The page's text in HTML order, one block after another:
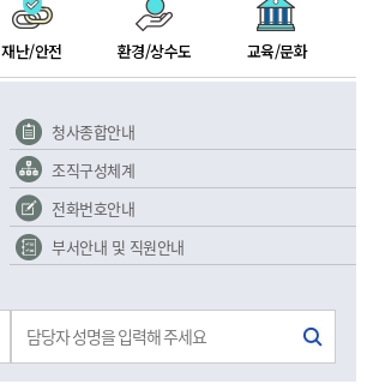
재난/안전 환경/상수도 교육/문화
청사종합안내
조직구성체계
전화번호안내
부서안내 및 직원안내